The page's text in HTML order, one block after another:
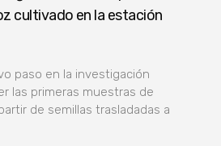
cultivado en la estación
paso en la investigación
las primeras muestras de
de semillas trasladadas a